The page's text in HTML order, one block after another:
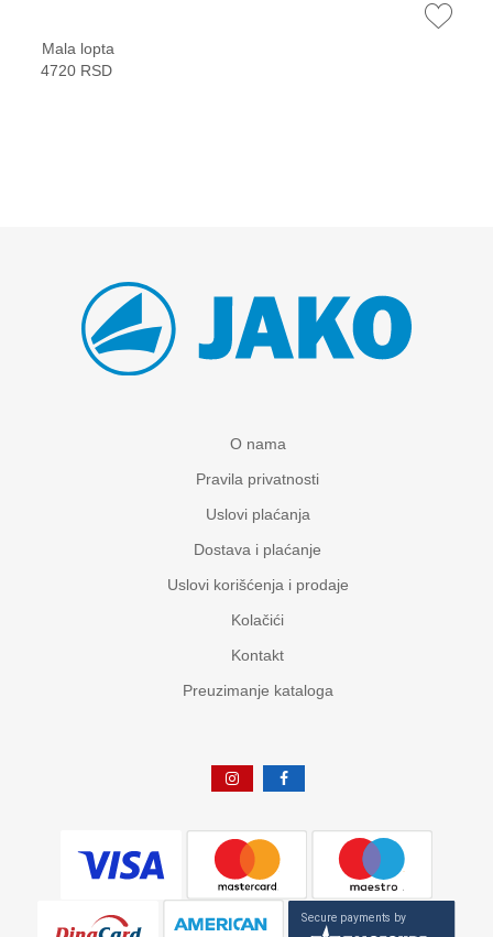
Mala lopta
4720 RSD
O nama
Pravila privatnosti
Uslovi plaćanja
Dostava i plaćanje
Uslovi korišćenja i prodaje
Kolačići
Kontakt
Preuzimanje kataloga